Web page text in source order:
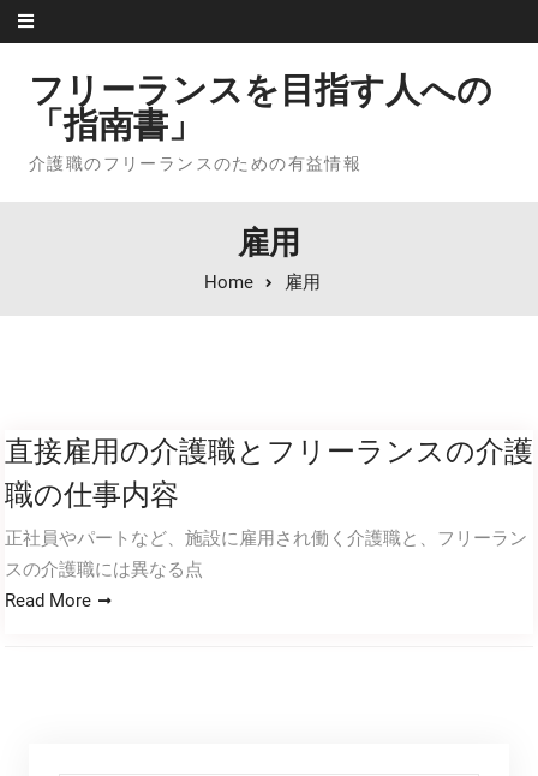
Skip to content
フリーランスを目指す人への
「指南書」
介護職のフリーランスのための有益情報
雇用
Home 雇用
直接雇用の介護職とフリーランスの介護
職の仕事内容
正社員やパートなど、施設に雇用され働く介護職と、フリーラン
スの介護職には異なる点
Read More